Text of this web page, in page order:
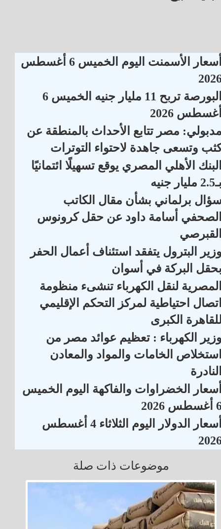
أسعار الأسمنت اليوم الخميس 6 أغسطس
البورصة تربح 11 مليار جنيه الخميس 6
2026
مصر تتابع الأحداث بالمنطقة عن
وتسعى جاهدة لاحتواء التوترات
الأهلي المصري يوقع تسهيلًا ائتمانيًا
جنيه
برلماني بشأن مقال الكاتب
أسامة داود عن حقل كرونوس
البترول يتفقد استئناف أعمال الحفر
البركة في أسوان
لنقل الكهرباء تنشىء منظومة
احتياطية لمركز التحكم الإقليمي
الكبرى
الكهرباء : تعظيم عوائد مصر من
الخامات والمواد والمعادن
الخضراوات والفاكهة اليوم الخميس
2026
أسعار الدولار اليوم الثلاثاء 4 أغسطس
موضوعات ذات صلة